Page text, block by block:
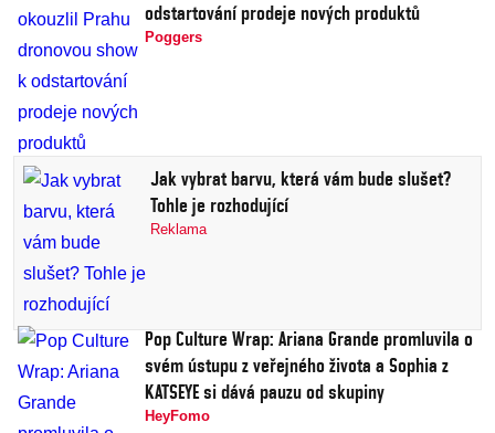
odstartování prodeje nových produktů
Poggers
Jak vybrat barvu, která vám bude slušet?
Tohle je rozhodující
Reklama
Pop Culture Wrap: Ariana Grande promluvila o
svém ústupu z veřejného života a Sophia z
KATSEYE si dává pauzu od skupiny
HeyFomo